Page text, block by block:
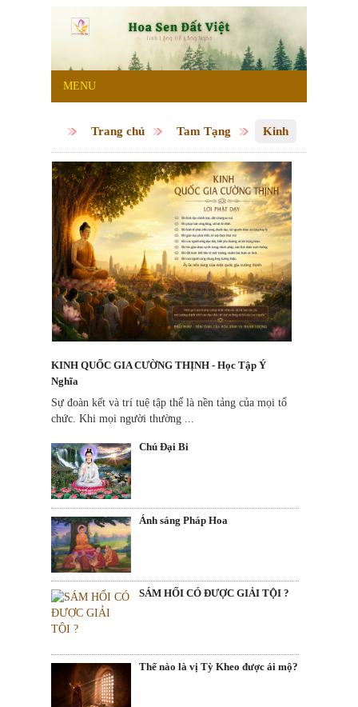
MENU
Trang chủ Tam Tạng Kinh
KINH QUỐC GIA CƯỜNG THỊNH - Học Tập Ý
Nghĩa
Sự đoàn kết và trí tuệ tập thể là nền tảng của mọi tổ
chức. Khi mọi người thường ...
Chú Đại Bi
Ánh sáng Pháp Hoa
SÁM HỐI CÓ ĐƯỢC GIẢI TỘI ?
Thế nào là vị Tỳ Kheo được ái mộ?